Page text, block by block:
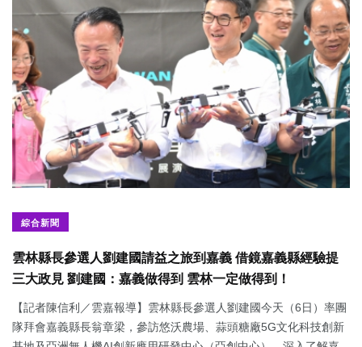
綜合新聞
雲林縣長參選人劉建國請益之旅到嘉義 借鏡嘉義縣經驗提
三大政見 劉建國：嘉義做得到 雲林一定做得到！
【記者陳信利／雲嘉報導】雲林縣長參選人劉建國今天（6日）率團
隊拜會嘉義縣長翁章梁，參訪悠沃農場、蒜頭糖廠5G文化科技創新